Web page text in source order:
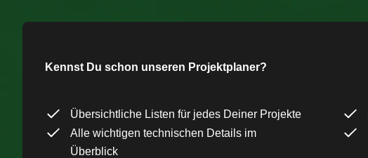
Kennst Du schon unseren Projektplaner?
Übersichtliche Listen für jedes Deiner Projekte
Alle wichtigen technischen Details im
Überblick